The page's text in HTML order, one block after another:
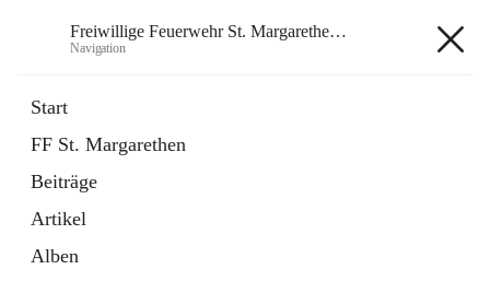
Freiwillige Feuerwehr St. Margarethen im Burgenland
Navigation
Start
FF St. Margarethen
Beiträge
Artikel
Alben
Margarethen im Burgenland
Instagram
öffnet
in
neuem
Tab